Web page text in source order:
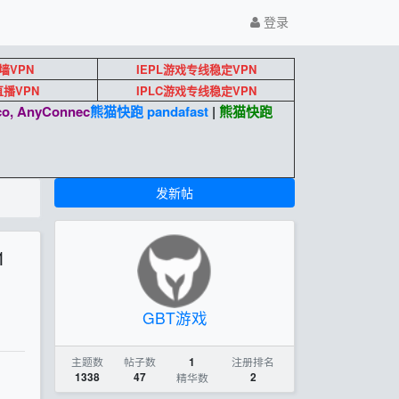
登录
VPN
IEPL游戏专线稳定VPN
VPN
IPLC游戏专线稳定VPN
AnyConnec熊猫快跑 pandafast| 熊猫快跑
发新帖
GBT游戏
主题数
1338
帖子数
47
1
精华数
注册排名
2